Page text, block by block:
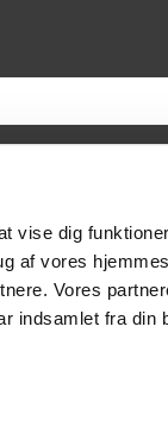
vise dig
af vores
Vores
indsamlet fra din
dit samtykket
vores nyhedsmail,
om behandlingen